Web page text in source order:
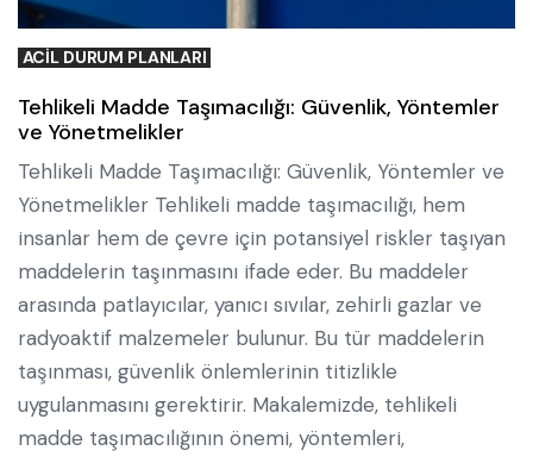
ACIL DURUM PLANLARI
Tehlikeli Madde Taşımacılığı: Güvenlik, Yöntemler
ve Yönetmelikler
Tehlikeli Madde Taşımacılığı: Güvenlik, Yöntemler ve
Yönetmelikler Tehlikeli madde taşımacılığı, hem
insanlar hem de çevre için potansiyel riskler taşıyan
maddelerin taşınmasını ifade eder. Bu maddeler
arasında patlayıcılar, yanıcı sıvılar, zehirli gazlar ve
radyoaktif malzemeler bulunur. Bu tür maddelerin
taşınması, güvenlik önlemlerinin titizlikle
uygulanmasını gerektirir. Makalemizde, tehlikeli
madde taşımacılığının önemi, yöntemleri,